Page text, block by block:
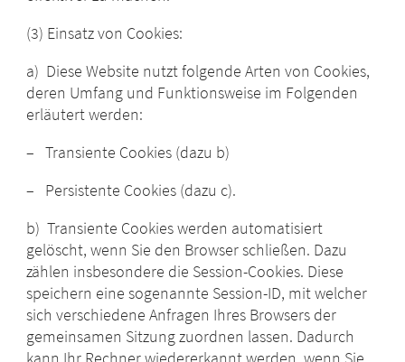
(3) Einsatz von Cookies:
a) Diese Website nutzt folgende Arten von Cookies,
deren Umfang und Funktionsweise im Folgenden
erläutert werden:
– Transiente Cookies (dazu b)
– Persistente Cookies (dazu c).
b) Transiente Cookies werden automatisiert
gelöscht, wenn Sie den Browser schließen. Dazu
zählen insbesondere die Session-Cookies. Diese
speichern eine sogenannte Session-ID, mit welcher
sich verschiedene Anfragen Ihres Browsers der
gemeinsamen Sitzung zuordnen lassen. Dadurch